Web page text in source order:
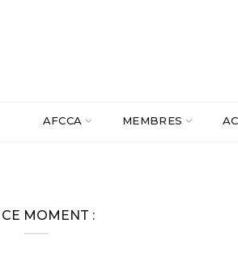
AFCCA MEMBRES
CE MOMENT :